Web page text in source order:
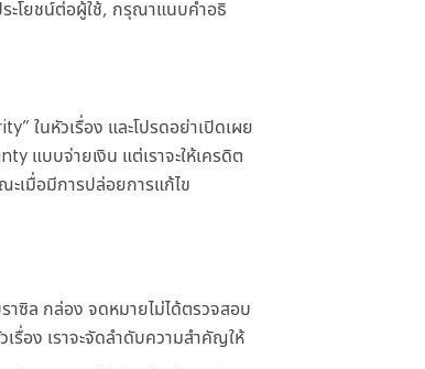
ะโยชน์ต่อผู้ใช้, กรุณาแนบคำอธิ
ในหัวเรื่อง และโปรดอย่าเปิดเผย
แบบจ่ายเงิน แต่เราจะให้เครดิต
เมื่อมีการปล่อยการแก้ไข
าซิล กล่อง จดหมายไม่ได้ตรวจสอบ
รื่อง เราจะจัดลำดับความสำคัญให้